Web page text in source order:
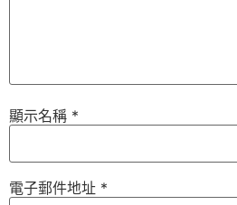
顯示名稱 *
電子郵件地址 *